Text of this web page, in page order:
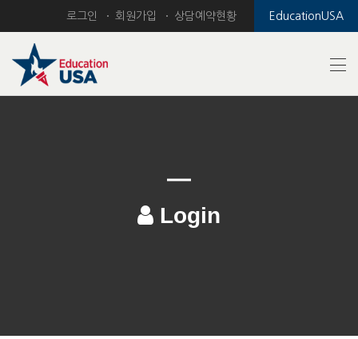
EducationUSA
로그인 회원가입 상담예약현황
Login